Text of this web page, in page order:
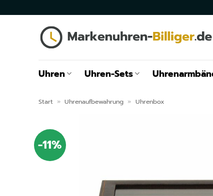
Uhren Uhren-Sets
Start » Uhrenaufbewahrung » Uhrenbox
-11%